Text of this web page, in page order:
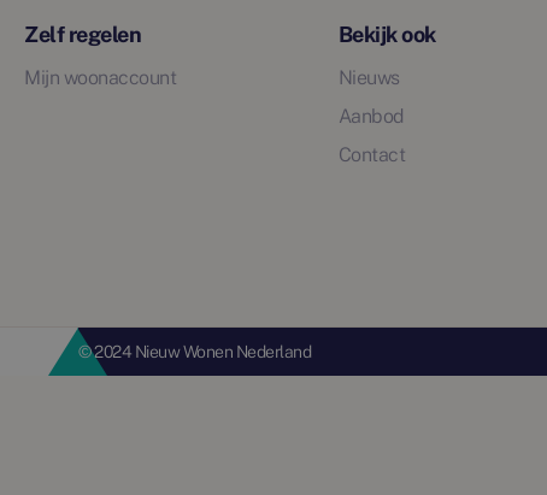
Zelf regelen
Mijn woonaccount
Bekijk ook
Nieuws
Aanbod
Contact
© 2024 Nieuw Wonen Nederland